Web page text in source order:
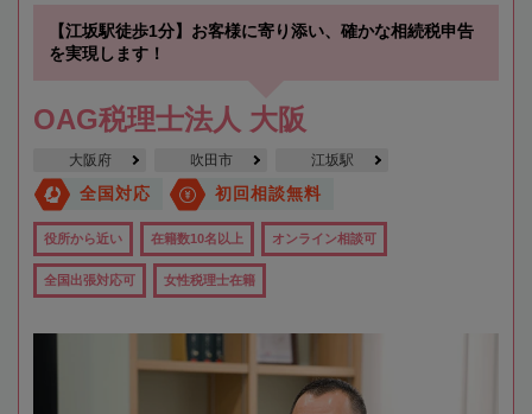
【江坂駅徒歩1分】お客様に寄り添い、確かな相続税申告
を実現します！
OAG税理士法人 大阪
大阪府 吹田市 江坂駅
全国対応 初回相談無料
役所から近い 在籍数10名以上 オンライン相談可
全国出張対応可 女性税理士在籍